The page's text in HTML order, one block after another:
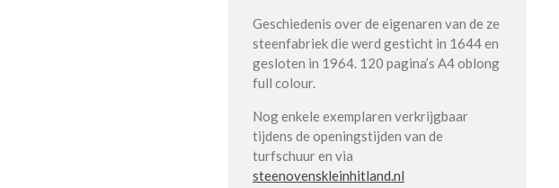
Geschiedenis over de eigenaren van de ze
steenfabriek die werd gesticht in 1644 en
gesloten in 1964. 120 pagina’s A4 oblong
full colour.
Nog enkele exemplaren verkrijgbaar
tijdens de openingstijden van de
turfschuur en via
steenovenskleinhitland.nl